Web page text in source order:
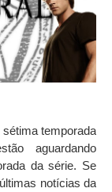
temporada
aguardando
da série. Se
notícias da